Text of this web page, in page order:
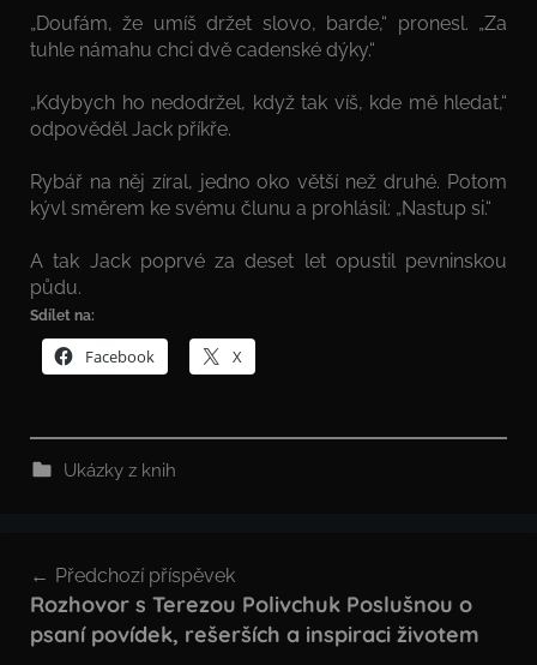
„Doufám, že umíš držet slovo, barde,“ pronesl. „Za
tuhle námahu chci dvě cadenské dýky.“
„Kdybych ho nedodržel, když tak víš, kde mě hledat,“
odpověděl Jack příkře.
Rybář na něj zíral, jedno oko větší než druhé. Potom
kývl směrem ke svému člunu a prohlásil: „Nastup si.“
A tak Jack poprvé za deset let opustil pevninskou
půdu.
Sdílet na:
Facebook X
Ukázky z knih
pro
příspěvek
Předchozí příspěvek
Rozhovor s Terezou Polivchuk Poslušnou o
psaní povídek, rešerších a inspiraci životem